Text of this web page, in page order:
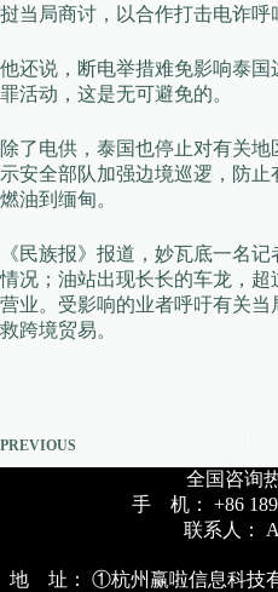
挝当局商讨，以合作打击电诈呼
他还说，断电举措难免影响泰
罪活动，这是无可避免的。
除了电供，泰国也停止对有关
示安全部队加强边境巡逻，防
燃油到缅甸。
《民族报》报道，妙瓦底一名
情况；油站出现长长的车龙，
营业。受影响的业者呼吁有关
救跨境贸易。
PREVIOUS
全国咨询
手 机： +86
联系人：
地 址： ①杭州赢啦信息科技